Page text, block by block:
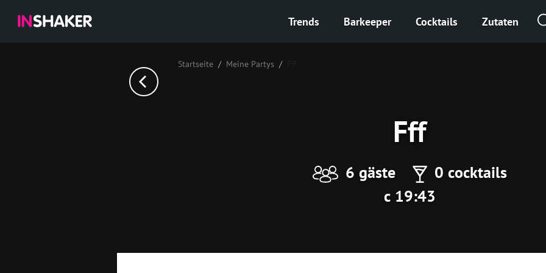
Trends Barkeeper Cocktails Zutaten
Startseite Meine Partys
Fff
6 gäste
0 cocktails
с 19:43